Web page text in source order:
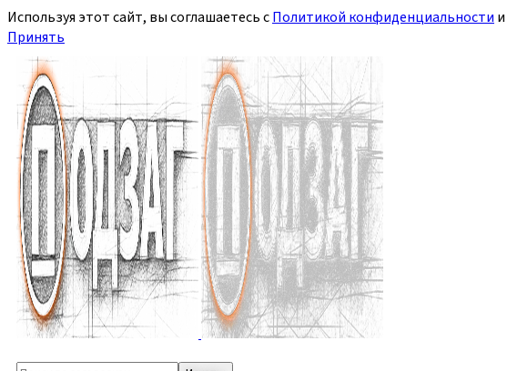
Используя этот сайт, вы соглашаетесь сПолитикой конфиденциальности и
Принять